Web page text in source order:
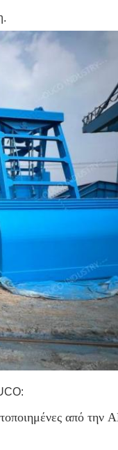
από